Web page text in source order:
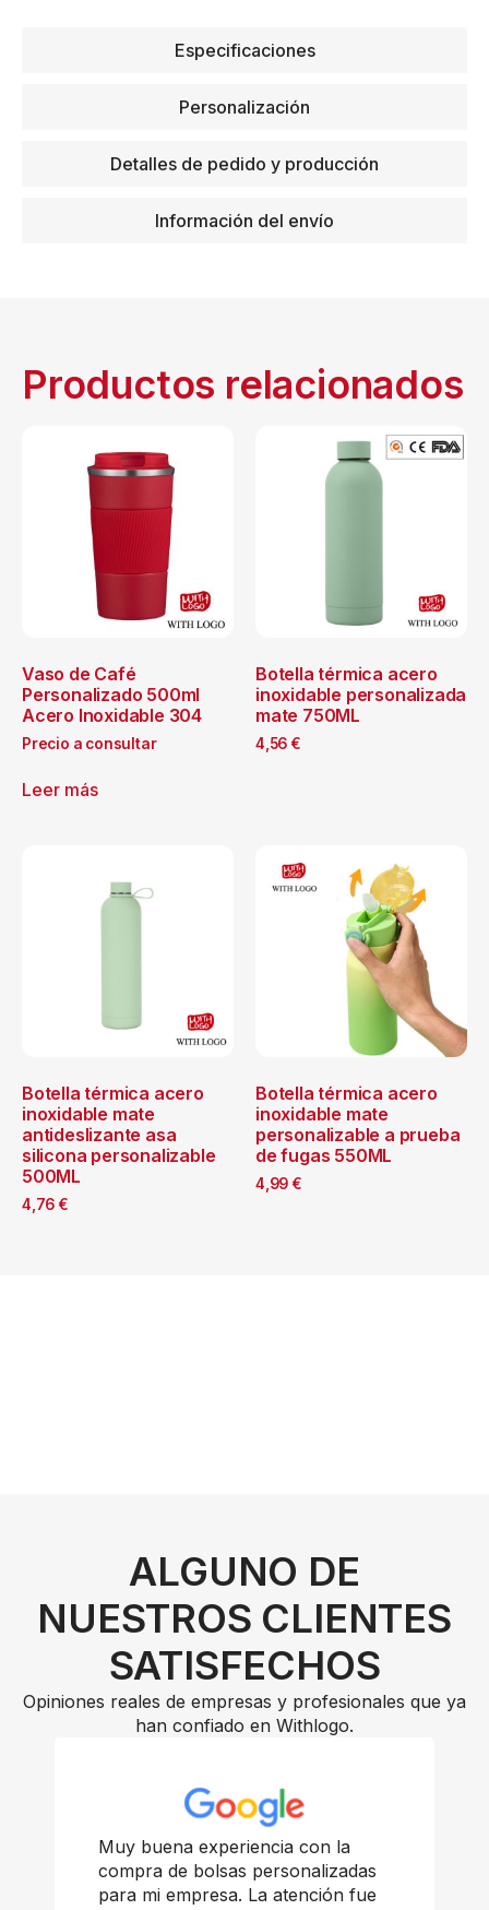
Especificaciones
Personalización
Detalles de pedido y producción
Información del envío
Productos relacionados
Vaso de Café
Personalizado 500ml
Acero Inoxidable 304
Precio a consultar
Leer más
Botella térmica acero
inoxidable personalizada
mate 750ML
4,56 €
Botella térmica acero
inoxidable mate
antideslizante asa
silicona personalizable
500ML
4,76 €
Botella térmica acero
inoxidable mate
personalizable a prueba
de fugas 550ML
4,99 €
ALGUNO DE
NUESTROS CLIENTES
SATISFECHOS
Opiniones reales de empresas y profesionales que ya
han confiado en Withlogo.
Muy buena experiencia con la
compra de bolsas personalizadas
para mi empresa. La atención fue